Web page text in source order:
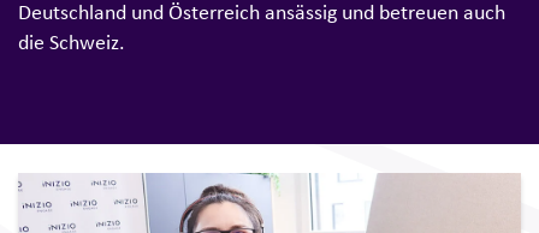
Deutschland und Österreich ansässig und betreuen auch
die Schweiz.